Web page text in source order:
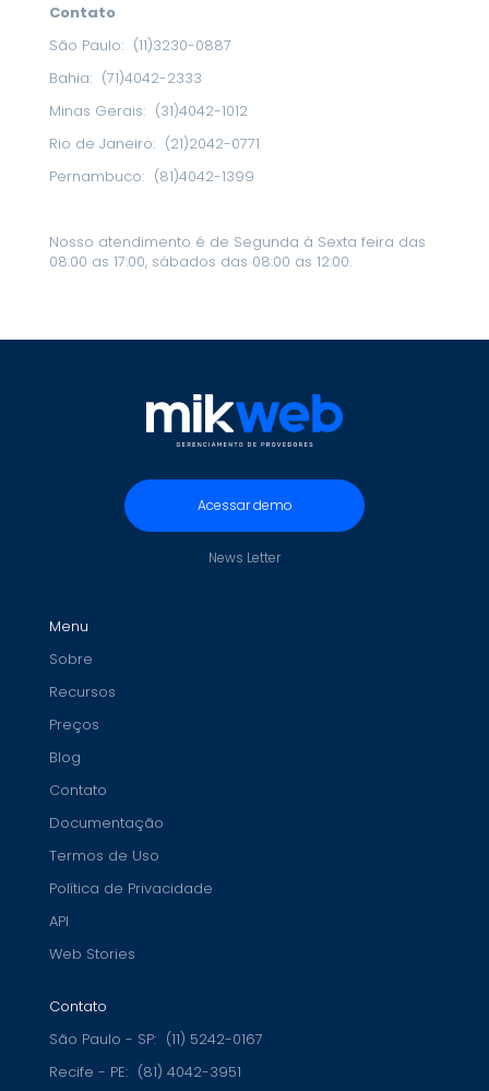
Contato
São Paulo: (11)3230-0887
Bahia: (71)4042-2333
Minas Gerais: (31)4042-1012
Rio de Janeiro: (21)2042-0771
Pernambuco: (81)4042-1399
Nosso atendimento é de Segunda à Sexta feira das
08:00 as 17:00, sábados das 08:00 as 12:00.
Acessar demo
News Letter
Menu
Sobre
Recursos
Preços
Blog
Contato
Documentação
Termos de Uso
Política de Privacidade
API
Web Stories
Contato
São Paulo - SP: (11) 5242-0167
Recife - PE: (81) 4042-3951